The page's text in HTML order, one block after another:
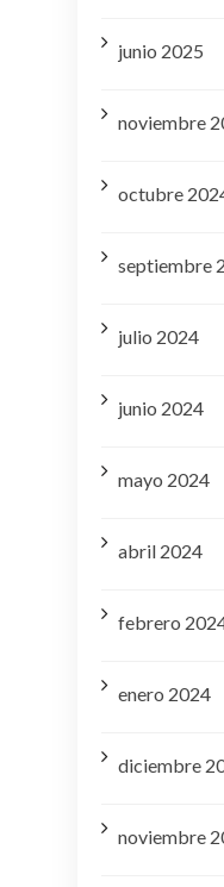
junio 2025
noviembre
octubre
septiembre
julio 2024
junio 2024
mayo 2024
abril 2024
febrero
enero 2024
diciembre
noviembre